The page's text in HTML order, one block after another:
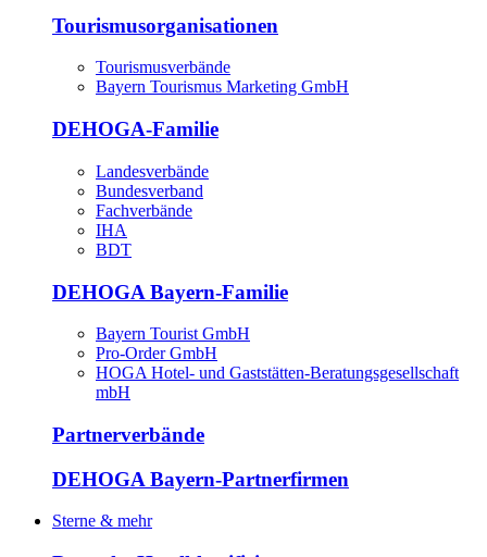
Tourismusorganisationen
Tourismusverbände
Bayern Tourismus Marketing GmbH
DEHOGA-Familie
Landesverbände
Bundesverband
Fachverbände
IHA
BDT
DEHOGA Bayern-Familie
Bayern Tourist GmbH
Pro-Order GmbH
HOGA Hotel- und Gaststätten-Beratungsgesellschaft
mbH
Partnerverbände
DEHOGA Bayern-Partnerfirmen
Sterne & mehr